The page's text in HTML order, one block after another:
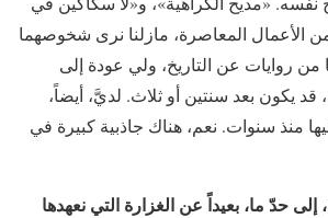
الأعمال المعاصرة، مازلنا نرى شخوصهما
من روايات عن التاريخ، ولي عودة إلى
قد يكون بعد سنتين أو ثلاث. لديَّ، أيضاً،
منذ سنوات. نعم، هناك جاذبية كبيرة في
إلى حدّ ما، بعيداً عن الغزارة التي نعهدها